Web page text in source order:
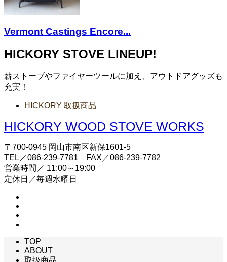
Vermont Castings Encore...
HICKORY STOVE LINEUP!
薪ストーブやファイヤーツールに加え、アウトドアグッズも
充実！
HICKORY 取扱商品
HICKORY WOOD STOVE WORKS
〒700-0945 岡山市南区新保1601-5
TEL／086-239-7781 FAX／086-239-7782
営業時間／ 11:00～19:00
定休日／毎週水曜日
TOP
ABOUT